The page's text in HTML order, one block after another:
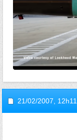
21/02/2007, 12h11